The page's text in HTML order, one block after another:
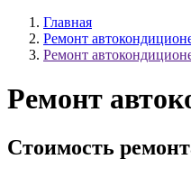
Главная
Ремонт
Ремонт
Ремонт
Стоимость